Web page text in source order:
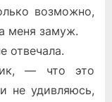
возможно,
меня замуж.
отвечала.
— что это
не удивляюсь,